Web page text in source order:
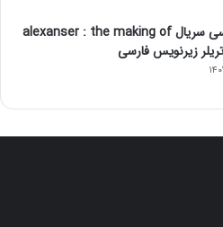
نقد و بررسی سریال alexanser : the making of